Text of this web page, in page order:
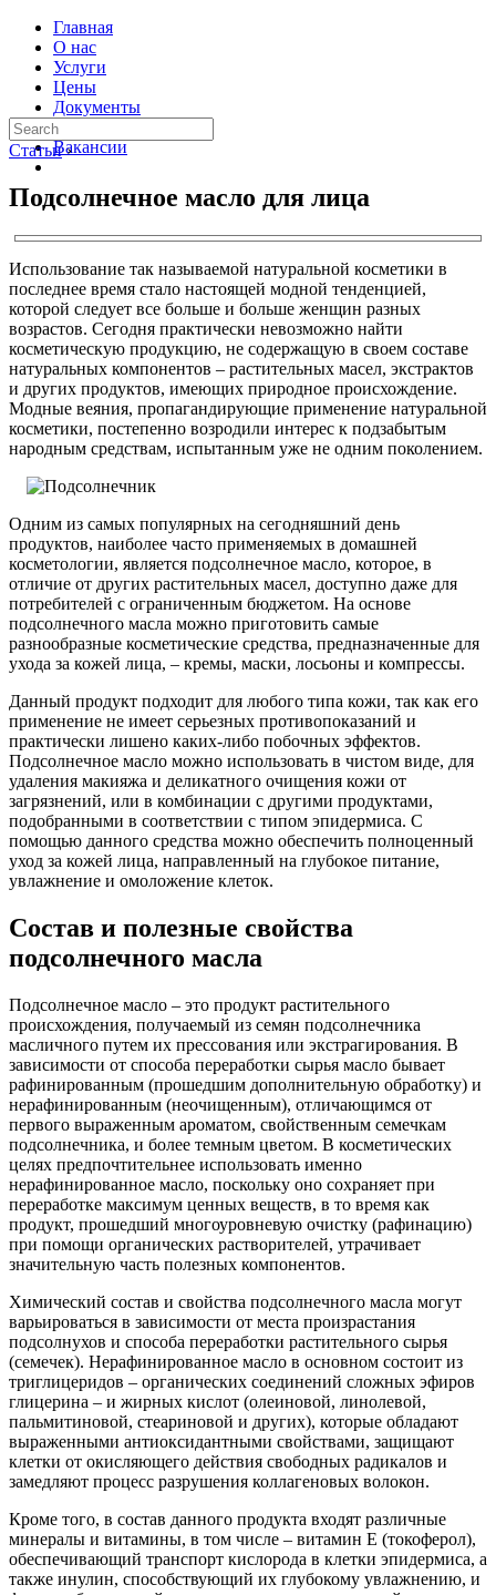
Главная
О нас
Услуги
Цены
Документы
Контакты
Вакансии
Статьи ›
Подсолнечное масло для лица
Использование так называемой натуральной косметики в
последнее время стало настоящей модной тенденцией,
которой следует все больше и больше женщин разных
возрастов. Сегодня практически невозможно найти
косметическую продукцию, не содержащую в своем составе
натуральных компонентов – растительных масел, экстрактов
и других продуктов, имеющих природное происхождение.
Модные веяния, пропагандирующие применение натуральной
косметики, постепенно возродили интерес к подзабытым
народным средствам, испытанным уже не одним поколением.
Одним из самых популярных на сегодняшний день
продуктов, наиболее часто применяемых в домашней
косметологии, является подсолнечное масло, которое, в
отличие от других растительных масел, доступно даже для
потребителей с ограниченным бюджетом. На основе
подсолнечного масла можно приготовить самые
разнообразные косметические средства, предназначенные для
ухода за кожей лица, – кремы, маски, лосьоны и компрессы.
Данный продукт подходит для любого типа кожи, так как его
применение не имеет серьезных противопоказаний и
практически лишено каких-либо побочных эффектов.
Подсолнечное масло можно использовать в чистом виде, для
удаления макияжа и деликатного очищения кожи от
загрязнений, или в комбинации с другими продуктами,
подобранными в соответствии с типом эпидермиса. С
помощью данного средства можно обеспечить полноценный
уход за кожей лица, направленный на глубокое питание,
увлажнение и омоложение клеток.
Состав и полезные свойства
подсолнечного масла
Подсолнечное масло – это продукт растительного
происхождения, получаемый из семян подсолнечника
масличного путем их прессования или экстрагирования. В
зависимости от способа переработки сырья масло бывает
рафинированным (прошедшим дополнительную обработку) и
нерафинированным (неочищенным), отличающимся от
первого выраженным ароматом, свойственным семечкам
подсолнечника, и более темным цветом. В косметических
целях предпочтительнее использовать именно
нерафинированное масло, поскольку оно сохраняет при
переработке максимум ценных веществ, в то время как
продукт, прошедший многоуровневую очистку (рафинацию)
при помощи органических растворителей, утрачивает
значительную часть полезных компонентов.
Химический состав и свойства подсолнечного масла могут
варьироваться в зависимости от места произрастания
подсолнухов и способа переработки растительного сырья
(семечек). Нерафинированное масло в основном состоит из
триглицеридов – органических соединений сложных эфиров
глицерина – и жирных кислот (олеиновой, линолевой,
пальмитиновой, стеариновой и других), которые обладают
выраженными антиоксидантными свойствами, защищают
клетки от окисляющего действия свободных радикалов и
замедляют процесс разрушения коллагеновых волокон.
Кроме того, в состав данного продукта входят различные
минералы и витамины, в том числе – витамин Е (токоферол),
обеспечивающий транспорт кислорода в клетки эпидермиса, а
также инулин, способствующий их глубокому увлажнению, и